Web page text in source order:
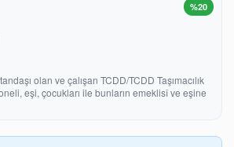
%20
olan ve çalışan TCDD/TCDD Taşımacılık
eşi, çocukları ile bunların emeklisî ve eşine